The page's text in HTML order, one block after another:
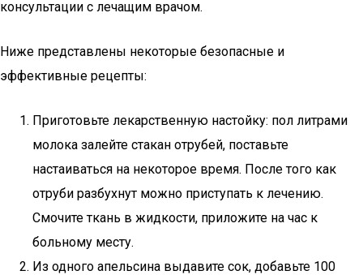
консультации с лечащим врачом.
Ниже представлены некоторые безопасные и
эффективные рецепты:
Приготовьте лекарственную настойку: пол литрами
молока залейте стакан отрубей, поставьте
настаиваться на некоторое время. После того как
отруби разбухнут можно приступать к лечению.
Смочите ткань в жидкости, приложите на час к
больному месту.
Из одного апельсина выдавите сок, добавьте 100